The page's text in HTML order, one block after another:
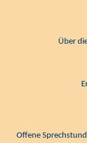
Über
Offene